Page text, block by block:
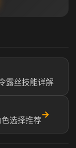
露丝技能详解
选择推荐
→